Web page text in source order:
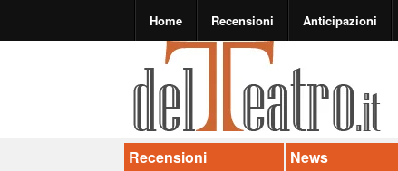
Home Recensioni Anticipazioni
Recensioni News